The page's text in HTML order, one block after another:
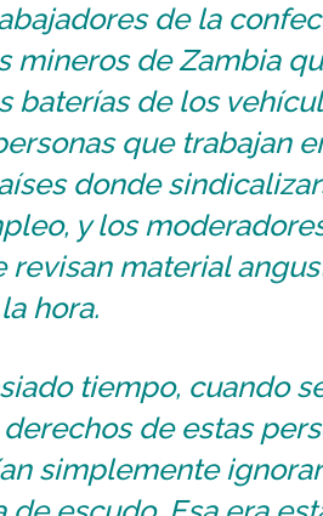
de la
mineros de Zambia
baterías de los
que trabajan
donde
y los
revisan material
hora.
tiempo, cuando
de estas
simplemente